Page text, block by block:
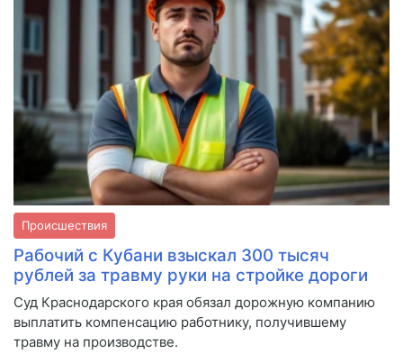
Происшествия
Рабочий с Кубани взыскал 300 тысяч
рублей за травму руки на стройке дороги
Суд Краснодарского края обязал дорожную компанию
выплатить компенсацию работнику, получившему
травму на производстве.